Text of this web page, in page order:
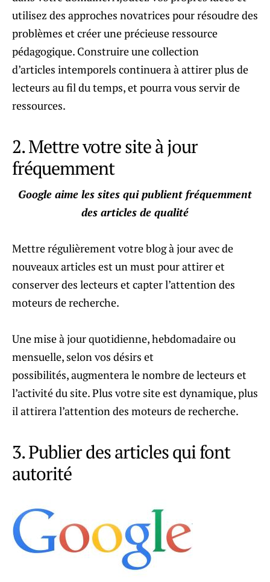
utilisez des approches novatrices pour résoudre des
problèmes et créer une précieuse ressource
pédagogique. Construire une collection
d’articles intemporels continuera à attirer plus de
lecteurs au fil du temps, et pourra vous servir de
ressources.
2. Mettre votre site à jour
fréquemment
Google aime les sites qui publient fréquemment
des articles de qualité
Mettre régulièrement votre blog à jour avec de
nouveaux articles est un must pour attirer et
conserver des lecteurs et capter l’attention des
moteurs de recherche.
Une mise à jour quotidienne, hebdomadaire ou
mensuelle, selon vos désirs et
possibilités, augmentera le nombre de lecteurs et
l’activité du site. Plus votre site est dynamique, plus
il attirera l’attention des moteurs de recherche.
3. Publier des articles qui font
autorité